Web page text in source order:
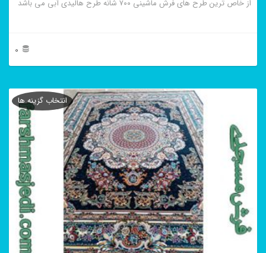
شوند
از خاص ترین طرح های فرش ماشینی ۷۰۰ شانه طرح هالیدی آبی می باشد
0
محصول
مختلفی
باشد.
گزینه
ها
انتخاب گزینه ها